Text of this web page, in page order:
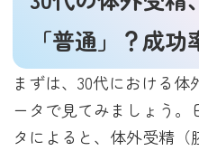
「普通」？成
まずは、30代における
ータで見てみましょう。
タによると、体外受精（